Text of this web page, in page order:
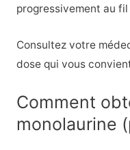
progressivement au
Consultez votre
dose qui vous
Comment
monolaurine